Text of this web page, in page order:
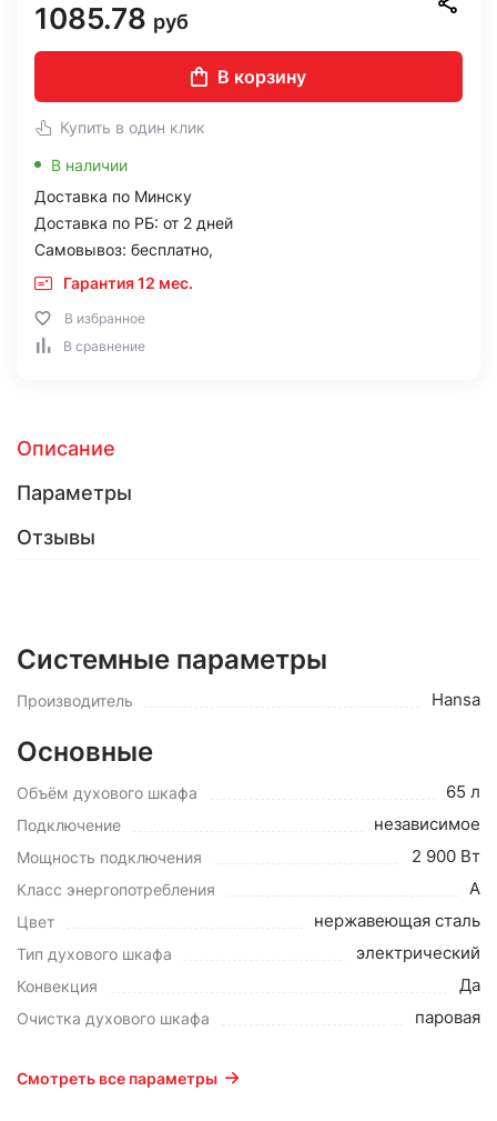
1085.78 руб
В корзину
Купить в один клик
В наличии
Доставка по Минску
Доставка по РБ: от 2 дней
Самовывоз: бесплатно,
Гарантия 12 мес.
В избранное
В сравнение
Описание
Параметры
Отзывы
Системные параметры
Производитель Hansa
Основные
Объём духового шкафа 65 л
Подключение независимое
Мощность подключения 2 900 Вт
Класс энергопотребления A
Цвет нержавеющая сталь
Тип духового шкафа электрический
Конвекция Да
Очистка духового шкафа паровая
Смотреть все параметры